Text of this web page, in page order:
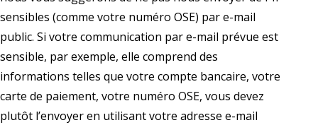
sensibles (comme votre numéro OSE) par e-mail
public. Si votre communication par e-mail prévue est
sensible, par exemple, elle comprend des
informations telles que votre compte bancaire, votre
carte de paiement, votre numéro OSE, vous devez
plutôt l’envoyer en utilisant votre adresse e-mail